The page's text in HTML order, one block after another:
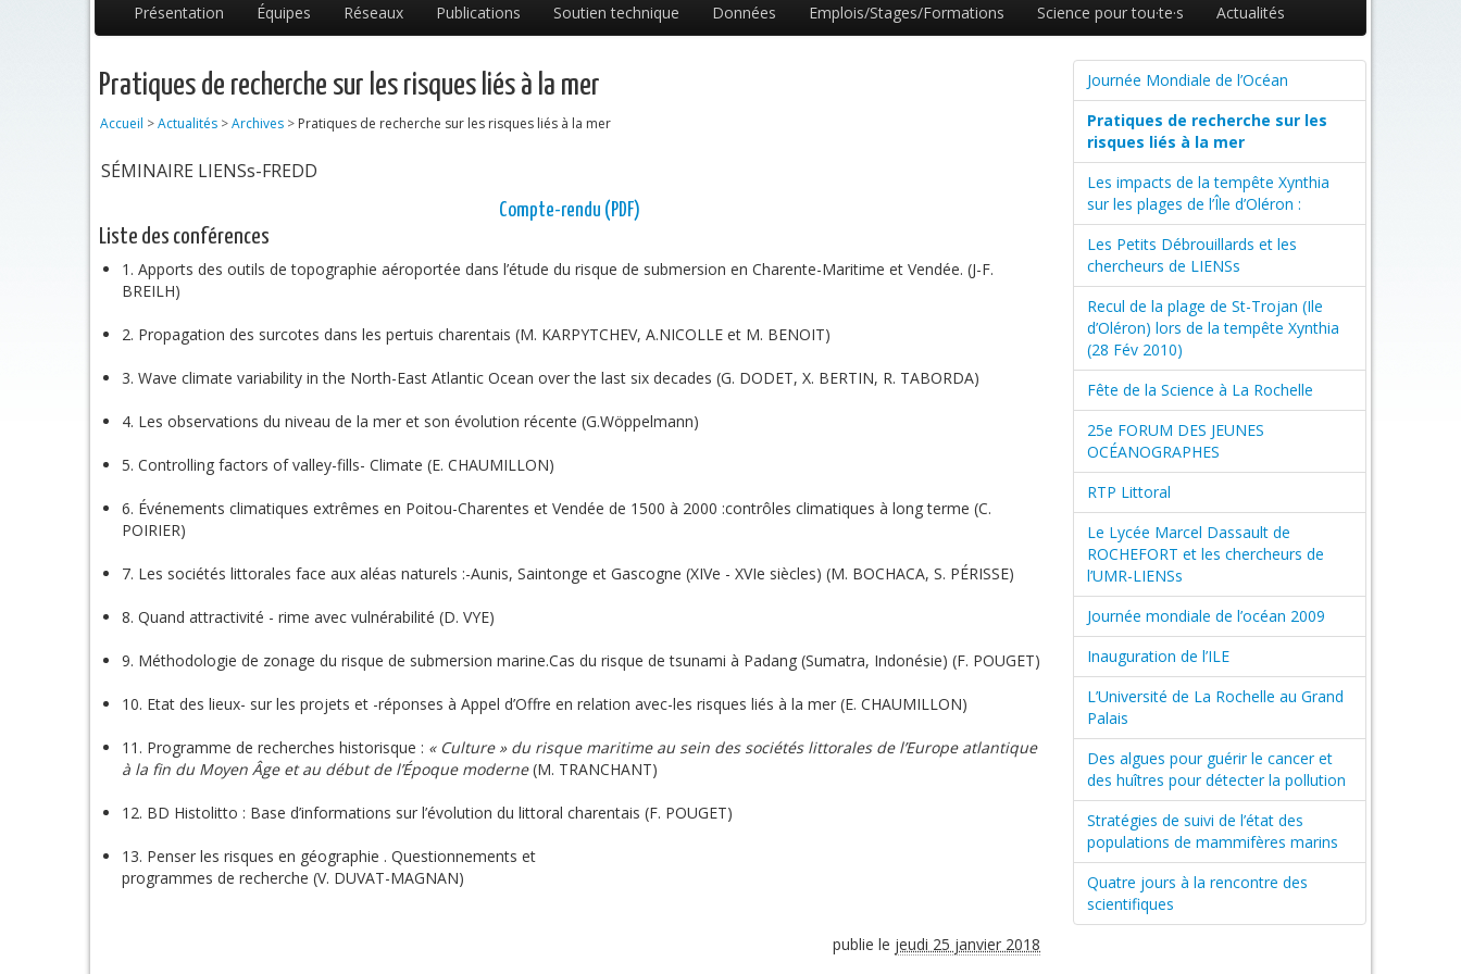
Présentation Équipes Réseaux Publications Soutien technique Données Emplois/Stages/Formations Science pour tou·te·s Actualités
Pratiques de recherche sur les risques liés à la mer
Accueil >Actualités >Archives > Pratiques de recherche sur les risques liés à la mer
SÉMINAIRE LIENSs-FREDD
Compte-rendu (PDF)
Liste des conférences
1. Apports des outils de topographie aéroportée dans l’étude du risque de submersion en Charente-Maritime et Vendée. (J-F.
BREILH)
2. Propagation des surcotes dans les pertuis charentais (M. KARPYTCHEV, A.NICOLLE et M. BENOIT)
3. Wave climate variability in the North-East Atlantic Ocean over the last six decades (G. DODET, X. BERTIN, R. TABORDA)
4. Les observations du niveau de la mer et son évolution récente (G.Wöppelmann)
5. Controlling factors of valley-fills- Climate (E. CHAUMILLON)
6. Événements climatiques extrêmes en Poitou-Charentes et Vendée de 1500 à 2000 :contrôles climatiques à long terme (C.
POIRIER)
7. Les sociétés littorales face aux aléas naturels :-Aunis, Saintonge et Gascogne (XIVe - XVIe siècles) (M. BOCHACA, S. PÉRISSE)
8. Quand attractivité - rime avec vulnérabilité (D. VYE)
9. Méthodologie de zonage du risque de submersion marine.Cas du risque de tsunami à Padang (Sumatra, Indonésie) (F. POUGET)
10. Etat des lieux- sur les projets et -réponses à Appel d’Offre en relation avec-les risques liés à la mer (E. CHAUMILLON)
11. Programme de recherches historisque : « Culture » du risque maritime au sein des sociétés littorales de l’Europe atlantique
à la fin du Moyen Âge et au début de l’Époque moderne(M. TRANCHANT)
12. BD Histolitto : Base d’informations sur l’évolution du littoral charentais (F. POUGET)
13. Penser les risques en géographie . Questionnements et
programmes de recherche (V. DUVAT-MAGNAN)
publie le jeudi 25 janvier 2018
Journée Mondiale de l’Océan
Pratiques de recherche sur les
risques liés à la mer
Les impacts de la tempête Xynthia
sur les plages de l’Île d’Oléron :
Les Petits Débrouillards et les
chercheurs de LIENSs
Recul de la plage de St-Trojan (Ile
d’Oléron) lors de la tempête Xynthia
(28 Fév 2010)
Fête de la Science à La Rochelle
25e FORUM DES JEUNES
OCÉANOGRAPHES
RTP Littoral
Le Lycée Marcel Dassault de
ROCHEFORT et les chercheurs de
l’UMR-LIENSs
Journée mondiale de l’océan 2009
Inauguration de l’ILE
L’Université de La Rochelle au Grand
Palais
Des algues pour guérir le cancer et
des huîtres pour détecter la pollution
Stratégies de suivi de l’état des
populations de mammifères marins
Quatre jours à la rencontre des
scientifiques